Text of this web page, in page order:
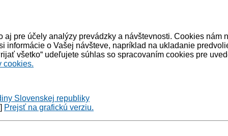
pre účely analýzy prevádzky a návštevnosti. Cookies
informácie o Vašej návšteve, napríklad na ukladanie
všetko“ udeľujete súhlas so spracovaním cookies pre
cookies.
Slovenskej republiky
Prejsť na grafickú verziu.